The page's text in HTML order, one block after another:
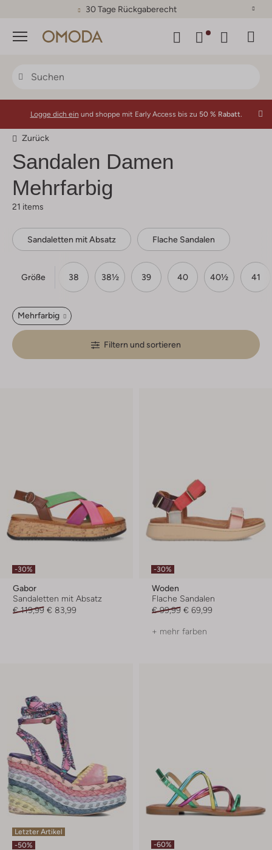
30 Tage Rückgaberecht
Menü
Logge dich ein und shoppe mit Early Access bis zu 50 % Rabatt.
Zurück
Sandalen Damen
Mehrfarbig
21 items
Sandaletten mit Absatz Flache Sandalen
Größe
37½ 38 38½ 39 40 40½ 41
Mehrfarbig
Filtern und sortieren
-30%
Gabor
Sandaletten mit Absatz
€ 119,99 € 83,99
-30%
Woden
Flache Sandalen
€ 99,99 € 69,99
+ mehr farben
Letzter Artikel
-50%
-60%